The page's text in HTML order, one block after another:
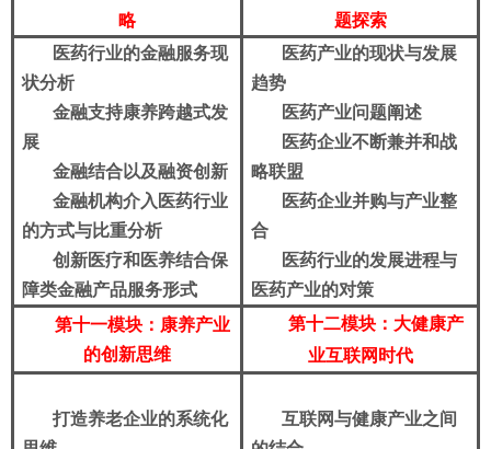
略
题探索
医药行业的金融服务现
状分析
金融支持康养跨越式发
展
金融结合以及融资创新
金融机构介入医药行业
的方式与比重分析
创新医疗和医养结合保
障类金融产品服务形式
医药产业的现状与发展
趋势
医药产业问题阐述
医药企业不断兼并和战
略联盟
医药企业并购与产业整
合
医药行业的发展进程与
医药产业的对策
第十一模块：康养产业
的创新思维
第十二模块：大健康产
业互联网时代
打造养老企业的系统化
互联网与健康产业之间